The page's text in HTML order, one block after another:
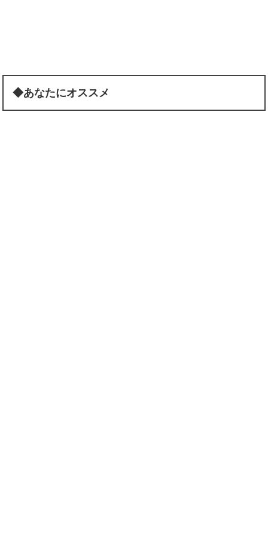
◆あなたにオススメ